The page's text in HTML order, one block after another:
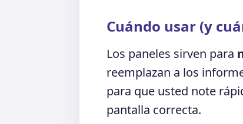
Cuándo usar (y
Los paneles sirven para
reemplazan a los
para que usted note
pantalla correcta.